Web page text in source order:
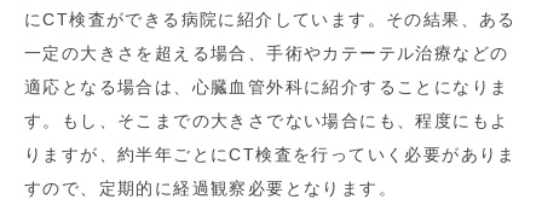
にCT検査ができる病院に紹介しています。その結果、ある
一定の大きさを超える場合、手術やカテーテル治療などの
適応となる場合は、心臓血管外科に紹介することになりま
す。もし、そこまでの大きさでない場合にも、程度にもよ
りますが、約半年ごとにCT検査を行っていく必要がありま
すので、定期的に経過観察必要となります。